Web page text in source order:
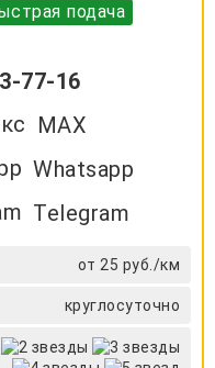
подача
77-16
MAX
Whatsapp
Telegram
от 25 руб./км
круглосуточно